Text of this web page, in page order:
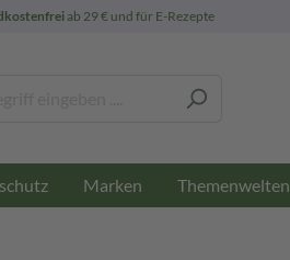
ab 29 € und für E-Rezepte
Marken Themenwelten